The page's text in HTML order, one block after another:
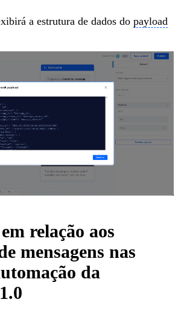
a estrutura de dados do payload
relação aos
mensagens nas
da